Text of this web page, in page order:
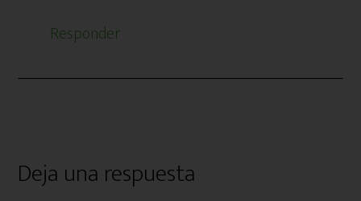
Responder
Deja una respuesta